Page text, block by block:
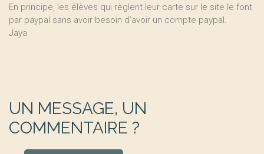
En principe, les élèves qui règlent leur carte sur le site le font
par paypal sans avoir besoin d’avoir un compte paypal.
Jaya
UN MESSAGE, UN
COMMENTAIRE ?